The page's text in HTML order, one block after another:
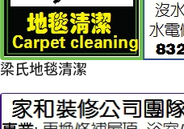
梁氏地毯清潔